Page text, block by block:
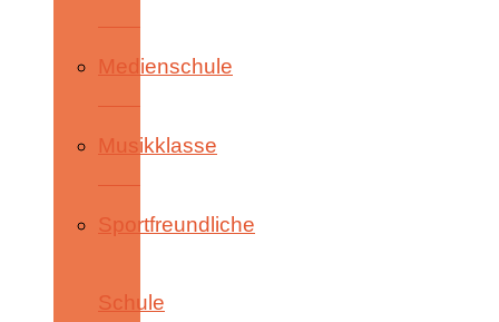
Medienschule
Musikklasse
Sportfreundliche
Schule